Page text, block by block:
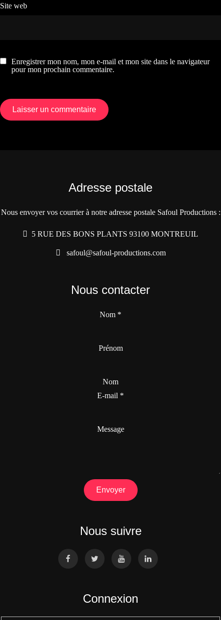
Site web
Enregistrer mon nom, mon e-mail et mon site dans le navigateur
pour mon prochain commentaire.
Adresse postale
Nous envoyer vos courrier à notre adresse postale Safoul Productions :
5 RUE DES BONS PLANTS 93100 MONTREUIL
safoul@safoul-productions.com
Nous contacter
Nom *
Prénom
Nom
E-mail *
Message
Envoyer
Nous suivre
Connexion